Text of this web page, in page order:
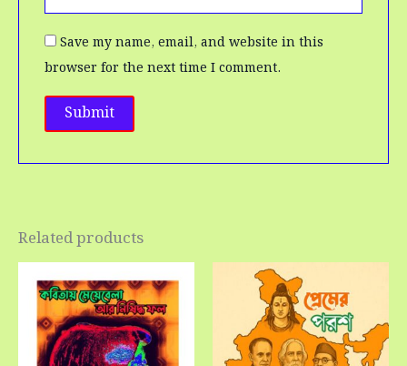
Save my name, email, and website in this
browser for the next time I comment.
Related products